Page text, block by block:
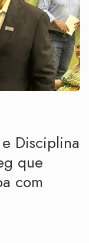
Disciplina
que
com